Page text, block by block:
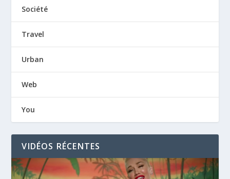
Société
Travel
Urban
Web
You
VIDÉOS RÉCENTES